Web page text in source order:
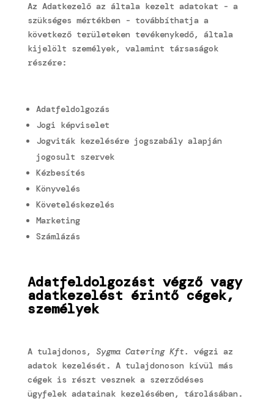
Az Adatkezelő az általa kezelt adatokat - a
szükséges mértékben - továbbíthatja a
következő területeken tevékenykedő, általa
kijelölt személyek, valamint társaságok
részére:
Adatfeldolgozás
Jogi képviselet
Jogviták kezelésére jogszabály alapján
jogosult szervek
Kézbesítés
Könyvelés
Követeléskezelés
Marketing
Számlázás
Adatfeldolgozást végző vagy
adatkezelést érintő cégek,
személyek
A tulajdonos, Sygma Catering Kft.
végzi az
adatok kezelését. A tulajdonoson kívül más
cégek is részt vesznek a szerződéses
ügyfelek adatainak kezelésében, tárolásában.